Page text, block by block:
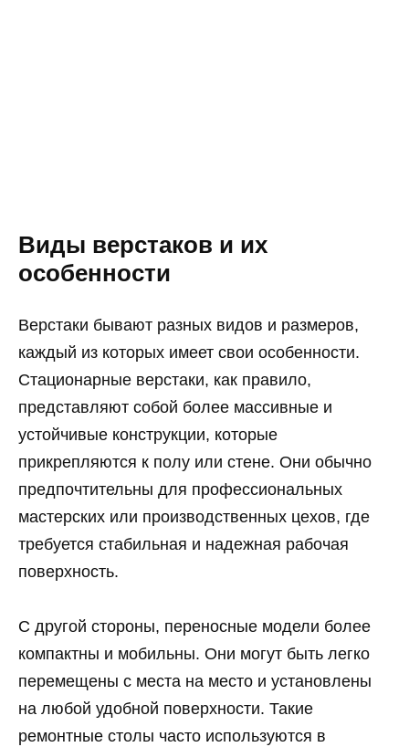
Виды верстаков и их
особенности
Верстаки бывают разных видов и размеров,
каждый из которых имеет свои особенности.
Стационарные верстаки, как правило,
представляют собой более массивные и
устойчивые конструкции, которые
прикрепляются к полу или стене. Они обычно
предпочтительны для профессиональных
мастерских или производственных цехов, где
требуется стабильная и надежная рабочая
поверхность.
С другой стороны, переносные модели более
компактны и мобильны. Они могут быть легко
перемещены с места на место и установлены
на любой удобной поверхности. Такие
ремонтные столы часто используются в